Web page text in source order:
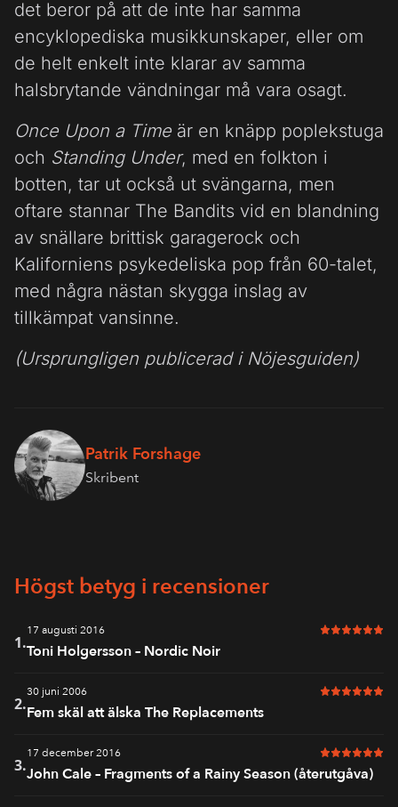
det beror på att de inte har samma
encyklopediska musikkunskaper, eller om
de helt enkelt inte klarar av samma
halsbrytande vändningar må vara osagt.
Once Upon a Timeär en knäpp poplekstuga
och Standing Under, med en folkton i
botten, tar ut också ut svängarna, men
oftare stannar The Bandits vid en blandning
av snällare brittisk garagerock och
Kaliforniens psykedeliska pop från 60-talet,
med några nästan skygga inslag av
tillkämpat vansinne.
(Ursprungligen publicerad i Nöjesguiden)
Patrik Forshage
Skribent
Högst betyg i recensioner
1.
17 augusti 2016 6 av 6 i
Toni Holgersson – Nordic Noir
2.
30 juni 2006 6 av 6 i
Fem skäl att älska The Replacements
3.
17 december 2016 6 av 6 i
John Cale – Fragments of a Rainy Season (återutgåva)